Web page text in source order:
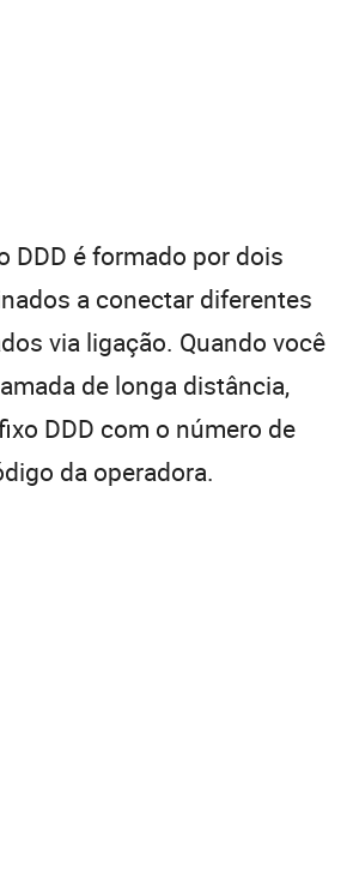
DDD é formado por dois
a conectar diferentes
via ligação. Quando você
de longa distância,
DDD com o número de
da operadora.